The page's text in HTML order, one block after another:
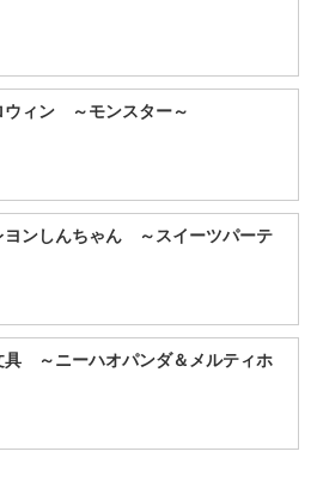
ィン ～モンスター～
ンしんちゃん ～スイーツパーテ
～ニーハオパンダ＆メルティホ